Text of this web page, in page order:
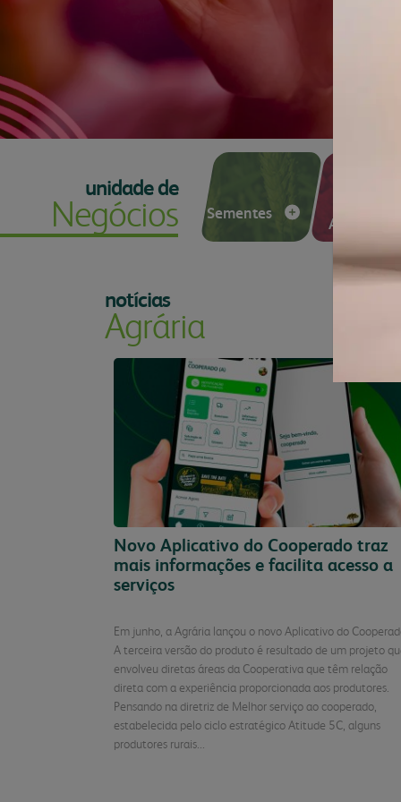
unidades
parceiros comerciais
unidade de
Negócios Sementes
Animal
notícias
Agrária
Novo Aplicativo do Cooperado traz
mais informações e facilita acesso a
serviços
Em junho, a Agrária lançou o novo Aplicativo do
A terceira versão do produto é resultado de um projeto
envolveu diretas áreas da Cooperativa que têm relação
direta com a experiência proporcionada aos produtores.
Pensando na diretriz de Melhor serviço ao cooperado,
estabelecida pelo ciclo estratégico Atitude 5C, alguns
produtores rurais...